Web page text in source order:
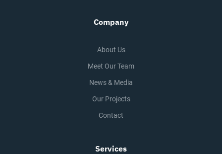
Company
About Us
Meet Our Team
News & Media
Our Projects
Contact
Services